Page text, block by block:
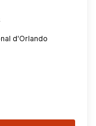
d'Orlando